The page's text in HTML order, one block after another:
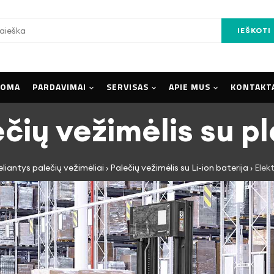
IEŠKOTI
PARDAVIMAI SERVISAS APIE MUS
vežimėlis su
palečių vežimėliai › Palečių vežimėlis su Li-ion baterija ›